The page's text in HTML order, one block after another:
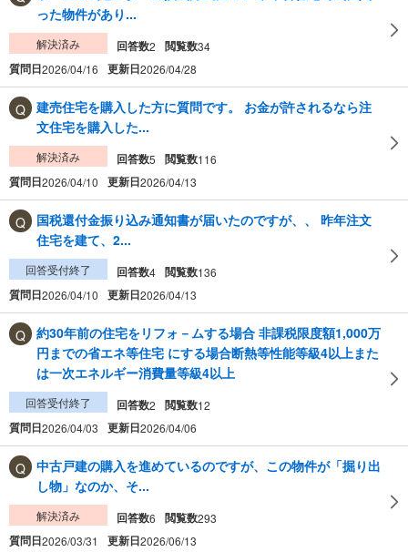
った物件があり...
解決済み 回答数2 閲覧数34
質問日2026/04/16 更新日2026/04/28
建売住宅を購入した方に質問です。 お金が許されるなら注
文住宅を購入した...
解決済み 回答数5 閲覧数116
質問日2026/04/10 更新日2026/04/13
国税還付金振り込み通知書が届いたのですが、、 昨年注文
住宅を建て、2...
回答受付終了 回答数4 閲覧数136
質問日2026/04/10 更新日2026/04/13
約30年前の住宅をリフォ－ムする場合 非課税限度額1,000万
円までの省エネ等住宅 にする場合断熱等性能等級4以上また
は一次エネルギー消費量等級4以上
回答受付終了 回答数2 閲覧数12
質問日2026/04/03 更新日2026/04/06
中古戸建の購入を進めているのですが、この物件が「掘り出
し物」なのか、そ...
解決済み 回答数6 閲覧数293
質問日2026/03/31 更新日2026/06/13